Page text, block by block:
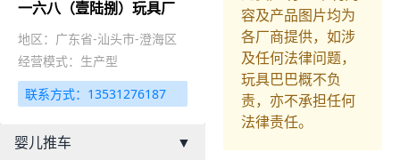
一六八（壹陆捌）玩具厂
地区：广东省-汕头市-澄海区
经营模式：生产型
联系方式：13531276187
婴儿推车
▼
容及产品图片均为
各厂商提供，如涉
及任何法律问题，
玩具巴巴概不负
责，亦不承担任何
法律责任。